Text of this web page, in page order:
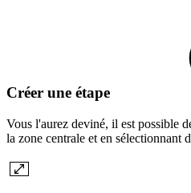
Créer une étape
Vous l'aurez deviné, il est possible
la zone centrale et en sélectionnant